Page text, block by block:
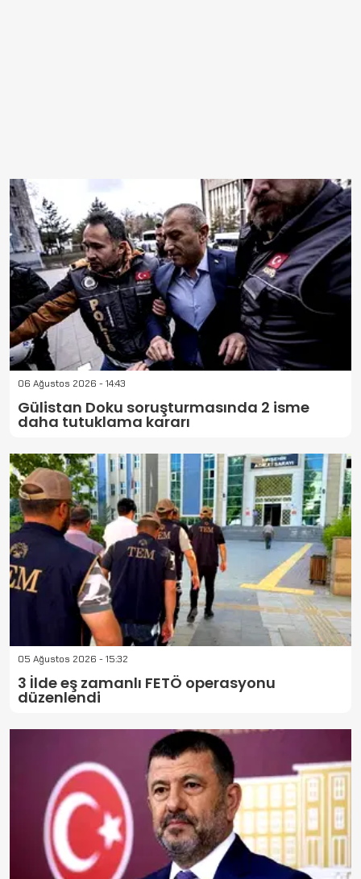
06 Ağustos 2026 - 14:43
Gülistan Doku soruşturmasında 2 isme
daha tutuklama kararı
05 Ağustos 2026 - 15:32
3 İlde eş zamanlı FETÖ operasyonu
düzenlendi